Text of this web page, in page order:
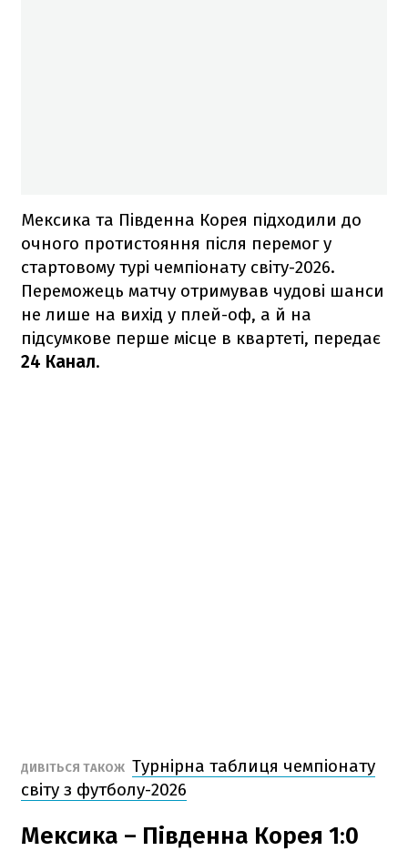
Мексика та Південна Корея підходили до
очного протистояння після перемог у
стартовому турі чемпіонату світу-2026.
Переможець матчу отримував чудові шанси
не лише на вихід у плей-оф, а й на
підсумкове перше місце в квартеті, передає
24 Канал.
ДИВІТЬСЯ ТАКОЖ Турнірна таблиця чемпіонату
світу з футболу-2026
Мексика – Південна Корея 1:0